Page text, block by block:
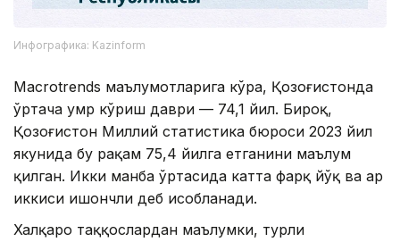
Инфографика: Kazinform
Macrotrends маълумотларига кўра, Қозоғистонда
ўртача умр кўриш даври — 74,1 йил. Бироқ,
Қозоғистон Миллий статистика бюроси 2023 йил
якунида бу рақам 75,4 йилга етганини маълум
қилган. Икки манба ўртасида катта фарқ йўқ ва ҳар
иккиси ишончли деб ҳисобланади.
Халқаро таққослардан маълумки, турли